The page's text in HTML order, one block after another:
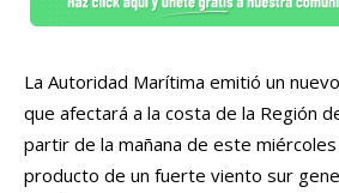
La Autoridad Marítima emitió un
que afectará a la costa de la Región
partir de la mañana de este
producto de un fuerte viento sur